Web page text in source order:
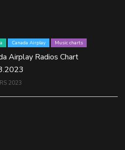
Canada Airplay Music charts
Airplay Radios Chart
2023